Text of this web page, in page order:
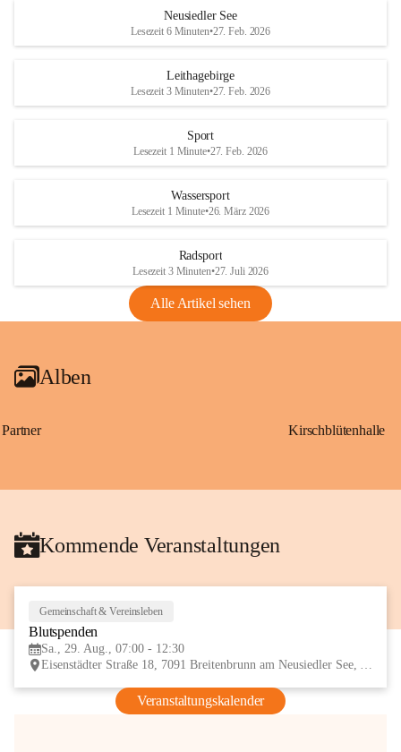
S
und den daraus folgenden wirtschaftlichen
Maßnahmen zur Bekämpfung
Rebe und der Amerikanischen
Anhang VBl. EU Nr. 18
1 Seite•1,4 MB
VBl. EU Nr. 18_2026
r
S
Neusiedler See
Lesezeit 6 Minuten•27. Feb. 2026
Leithagebirge
Lesezeit 3 Minuten•27. Feb. 2026
Sport
Lesezeit 1 Minute•27. Feb. 2026
Wassersport
Lesezeit 1 Minute•26. März 2026
Radsport
Lesezeit 3 Minuten•27. Juli 2026
Alle Artikel sehen
Alben
Partner Kirschblütenhalle
Kommende Veranstaltungen
Gemeinschaft & Vereinsleben
Blutspenden
Sa., 29. Aug., 07:00 - 12:30
Eisenstädter Straße 18, 7091 Breitenbrunn am Neusiedler See, AUT
Veranstaltungskalender